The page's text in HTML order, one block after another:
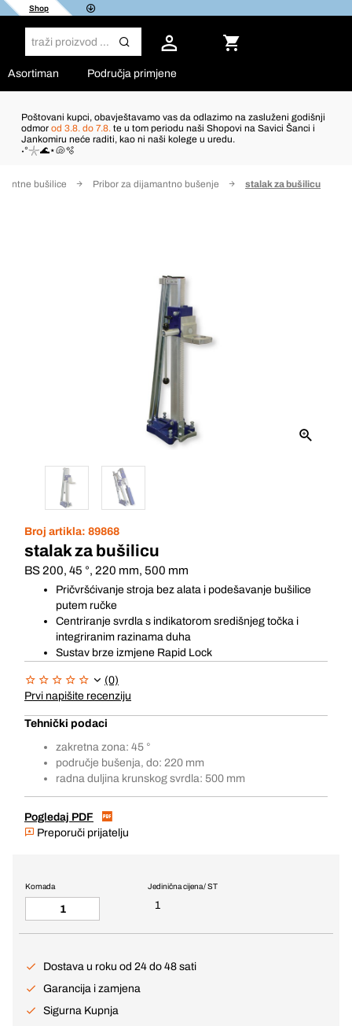
Shop
Asortiman Područja primjene
Poštovani kupci, obavještavamo vas da odlazimo na zasluženi godišnji
odmor od 3.8. do 7.8. te u tom periodu naši Shopovi na Savici Šanci i
Jankomiru neće raditi, kao ni naši kolege u uredu.
˖°𓇼🌊⋆🐚🫧
bušilice Pribor za dijamantno bušenje stalak za bušilicu
Broj artikla: 89868
stalak za bušilicu
BS 200, 45 °, 220 mm, 500 mm
Pričvršćivanje stroja bez alata i podešavanje bušilice
putem ručke
Centriranje svrdla s indikatorom središnjeg točka i
integriranim razinama duha
Sustav brze izmjene Rapid Lock
(0)
Prvi napišite recenziju
Tehnički podaci
zakretna zona: 45 °
područje bušenja, do: 220 mm
radna duljina krunskog svrdla: 500 mm
Pogledaj PDF
Preporuči prijatelju
Jedinična cijena / ST
1
Komada
Dostava u roku od 24 do 48 sati
Garancija i zamjena
Sigurna Kupnja